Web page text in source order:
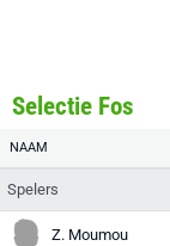
Selectie Fos
NAAM
Spelers
Z. Moumou